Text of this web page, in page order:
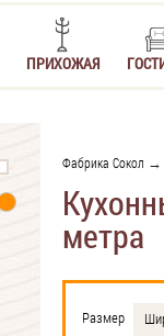
ПРИХОЖАЯ
Фабрика Сокол →
метра
Размер